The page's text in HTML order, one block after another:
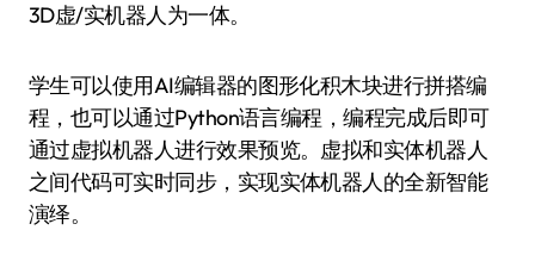
3D虚/实机器人为一体。
学生可以使用AI编辑器的图形化积木块进行拼搭编
程，也可以通过Python语言编程，编程完成后即可
通过虚拟机器人进行效果预览。虚拟和实体机器人
之间代码可实时同步，实现实体机器人的全新智能
演绎。